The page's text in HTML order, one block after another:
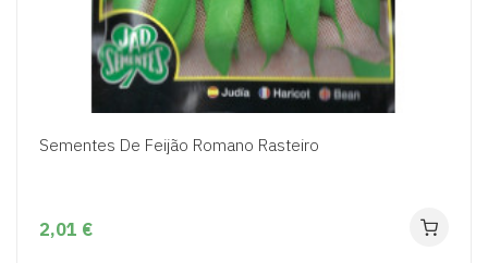
Sementes De Feijão Romano Rasteiro
2,01 €